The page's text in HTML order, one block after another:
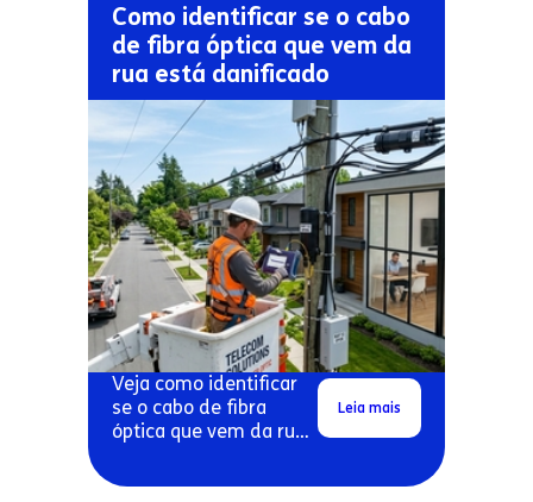
Como identificar se o cabo
de fibra óptica que vem da
rua está danificado
Veja como identificar
se o cabo de fibra
óptica que vem da rua
Leia mais